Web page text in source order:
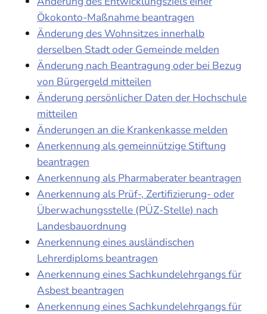
Ökokonto-Maßnahme beantragen
Änderung des Wohnsitzes innerhalb
derselben Stadt oder Gemeinde melden
Änderung nach Beantragung oder bei Bezug
von Bürgergeld mitteilen
Änderung persönlicher Daten der Hochschule
mitteilen
Änderungen an die Krankenkasse melden
Anerkennung als gemeinnützige Stiftung
beantragen
Anerkennung als Pharmaberater beantragen
Anerkennung als Prüf-, Zertifizierung- oder
Überwachungsstelle (PÜZ-Stelle) nach
Landesbauordnung
Anerkennung eines ausländischen
Lehrerdiploms beantragen
Anerkennung eines Sachkundelehrgangs für
Asbest beantragen
Anerkennung eines Sachkundelehrgangs für